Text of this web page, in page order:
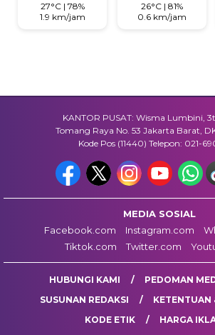
27°C | 78%
1.9 km/jam
26°C | 81%
0.6 km/jam
KANTOR PUSAT: Wisma Lumbini,
Tomang Raya No. 53 Jakarta Barat,
Kode Pos (11440) Telepon: 021-
MEDIA SOSIAL
Facebook.com
Instagram.com
Tiktok.com
Twitter.com
HUBUNGI KAMI
PEDOMAN
SUSUNAN REDAKSI
KETENTUAN
KODE ETIK
HARGA